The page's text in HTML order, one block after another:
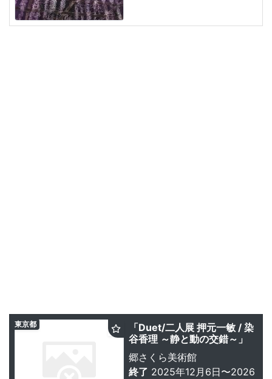
「Duet/二人展 押元一敏 / 染
谷香理 ～静と動の交錯～」
郷さくら美術館
終了 2025年12月6日〜2026
東京都